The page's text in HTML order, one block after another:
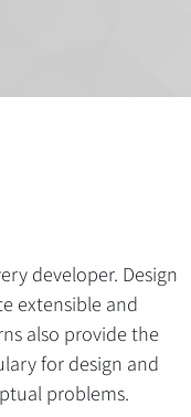
developer. Design
extensible and
also provide the
for design and
problems.